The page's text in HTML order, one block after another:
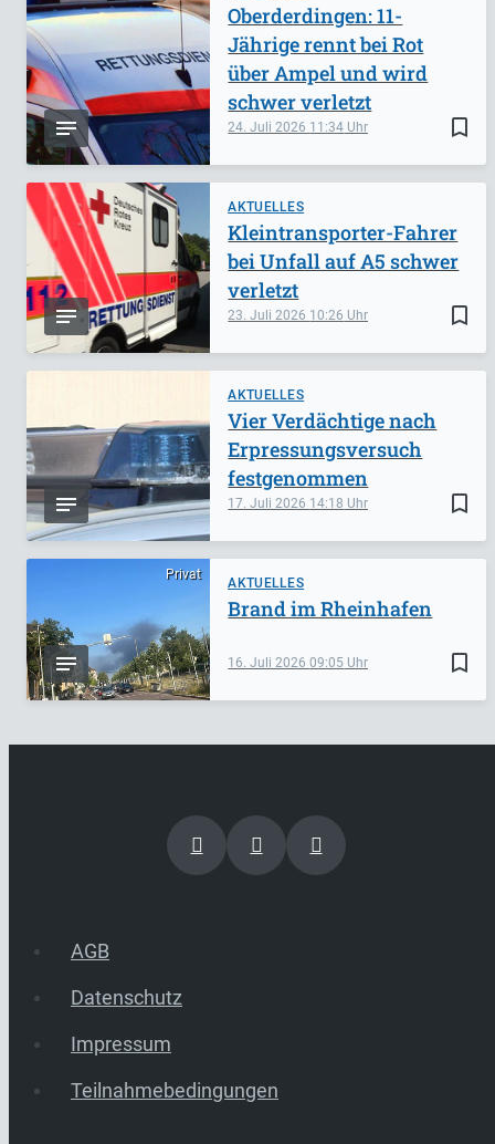
bookmark_border
24. Juli 2026 11:34
Oberderdingen: 11-
Jährige rennt bei Rot
über Ampel und wird
schwer verletzt
AKTUELLES
bookmark_border
23. Juli 2026 10:26
Kleintransporter-Fahrer
bei Unfall auf A5 schwer
verletzt
AKTUELLES
bookmark_border
17. Juli 2026 14:18
Vier Verdächtige nach
Erpressungsversuch
festgenommen
Privat
AKTUELLES
bookmark_border
16. Juli 202609:05
Brand im Rheinhafen
AGB
Datenschutz
Impressum
Teilnahmebedingungen